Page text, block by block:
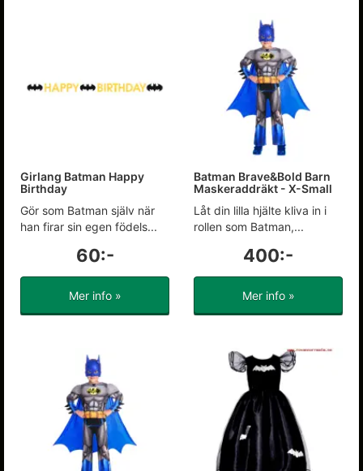
Girlang Batman Happy
Birthday
Gör som Batman själv när
han firar sin egen födels...
60:-
Mer info »
Batman Brave&Bold Barn
Maskeraddräkt - X-Small
Låt din lilla hjälte kliva in i
rollen som Batman,...
400:-
Mer info »